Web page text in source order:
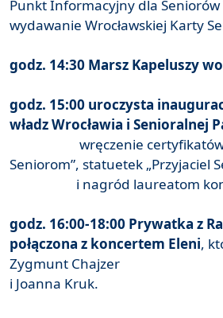
Punkt Informacyjny dla Seniorów
wydawanie Wrocławskiej Karty
godz. 14:30 Marsz Kapeluszy
godz. 15:00 uroczysta
władz Wrocławia i Senioralnej
wręczenie certyfikatów
Seniorom”, statuetek „Przyjaciel
i nagród laureatom
godz. 16:00-18:00 Prywatka z
połączona z koncertem Eleni,
Zygmunt Chajzer
i Joanna Kruk.